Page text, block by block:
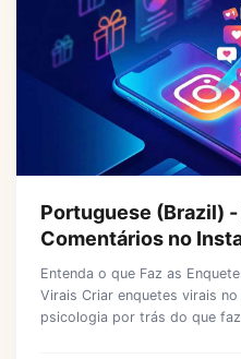
Portuguese (Brazil)
Comentários no
o Engajamento
Entenda o que Faz as
Virais Criar enquetes virais
psicologia por trás do que